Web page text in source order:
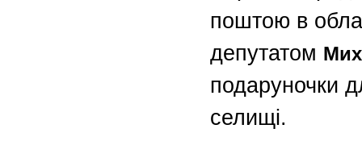
поштою в
депутатом
подаруночки
селищі.